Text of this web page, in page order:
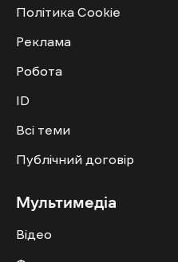
Політика Cookie
Реклама
Робота
ID
Всі теми
Публічний договір
Мультимедіа
Відео